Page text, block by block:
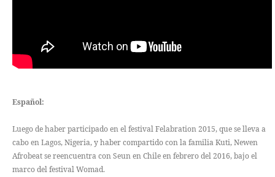
Español:
Luego de haber participado en el festival Felabration 2015, que se lleva a
cabo en Lagos, Nigeria, y haber compartido con la familia Kuti, Newen
Afrobeat se reencuentra con Seun en Chile en febrero del 2016, bajo el
marco del festival Womad.